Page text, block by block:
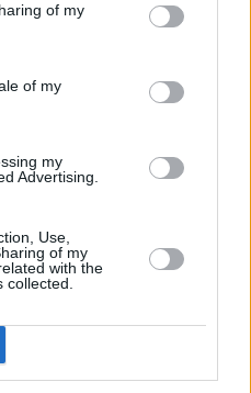
of my
of my
my
Advertising.
Use,
of my
with the
ανάπαυλα για την